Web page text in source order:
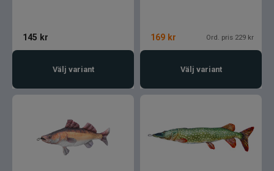
145 kr
Välj variant
169 kr Ord. pris 229 kr
Välj variant